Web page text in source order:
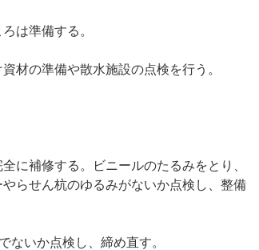
は準備する。
材の準備や散水施設の点検を行う。
に補修する。ビニールのたるみをとり、
らせん杭のゆるみがないか点検し、整備
ないか点検し、締め直す。